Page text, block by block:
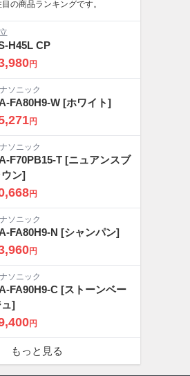
の商品ランキングです。
H45L CP
円
ソニック
FA80H9-W [ホワイト]
円
ソニック
F70PB15-T [ニュアンスブ
ウン]
円
ソニック
FA80H9-N [シャンパン]
円
ソニック
FA90H9-C [ストーンベー
ュ]
円
もっと見る